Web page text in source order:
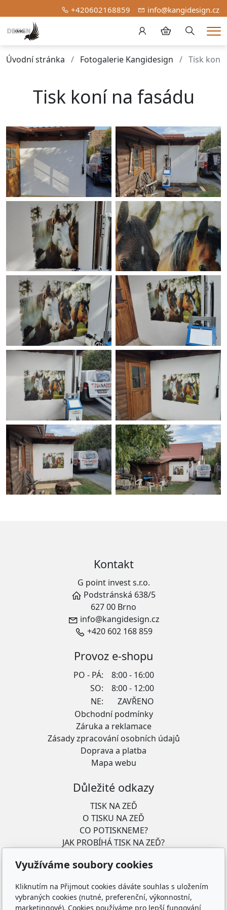
+420602168859 info@kangidesign.cz
Hledání
Úvodní stránka Fotogalerie Kangidesign Tisk koní
Tisk koní na fasádu
Kontakt
G point invest s.r.o.
Podstránská 638/5
627 00 Brno
info@kangidesign.cz
+420 602 168 859
Provoz e-shopu
PO - PÁ:
8:00 - 16:00
SO:
8:00 - 12:00
NE:
ZAVŘENO
Obchodní podmínky
Záruka a reklamace
Zásady zpracování osobních údajů
Doprava a platba
Mapa webu
Důležité odkazy
TISK NA ZEĎ
O TISKU NA ZEĎ
CO POTISKNEME?
JAK PROBÍHÁ TISK NA ZEĎ?
PROČ JE VÝHODNĚJŠÍ TISKNOUT PŘÍMO NA ZEĎ?
CO TO JE "UV TISK"?
POMOC S NÁVRHEM
Využíváme soubory cookies
Kliknutím na Přijmout cookies dáváte souhlas s uložením
vybraných cookies (nutné, preferenční, výkonnostní,
marketingové). Cookies používáme pro lepší fungování